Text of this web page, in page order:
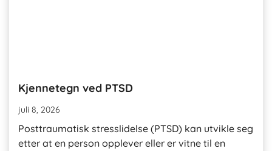
Kjennetegn ved PTSD
juli 8, 2026
Posttraumatisk stresslidelse (PTSD) kan utvikle seg
etter at en person opplever eller er vitne til en